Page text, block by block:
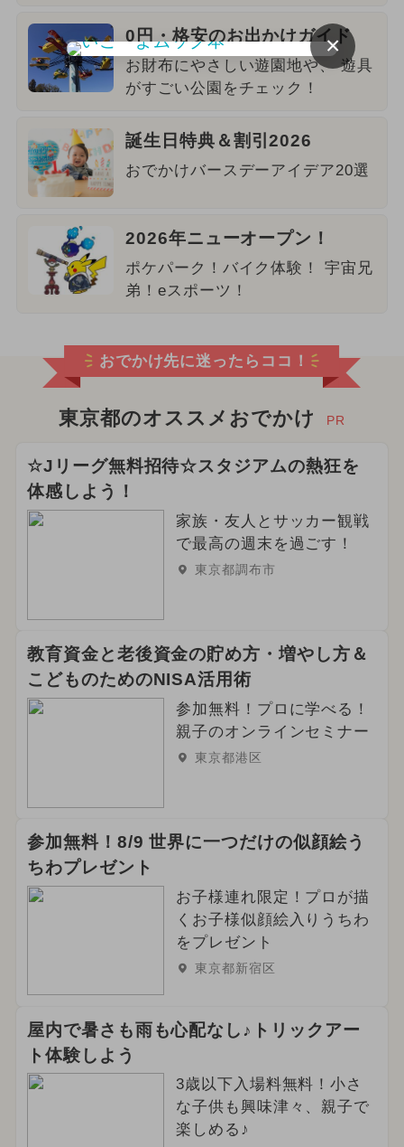
0円・格安のお出かけガイド
お財布にやさしい遊園地や、 遊具
がすごい公園をチェック！
誕生日特典＆割引2026
おでかけバースデーアイデア20選
2026年ニューオープン！
ポケパーク！バイク体験！ 宇宙兄
弟！eスポーツ！
おでかけ先に迷ったらココ！
東京都のオススメおでかけ PR
☆Jリーグ無料招待☆スタジアムの熱狂を
体感しよう！
家族・友人とサッカー観戦
で最高の週末を過ごす！
東京都調布市
教育資金と老後資金の貯め方・増やし方＆
こどものためのNISA活用術
参加無料！プロに学べる！
親子のオンラインセミナー
東京都港区
参加無料！8/9 世界に一つだけの似顔絵う
ちわプレゼント
お子様連れ限定！プロが描
くお子様似顔絵入りうちわ
をプレゼント
東京都新宿区
屋内で暑さも雨も心配なし♪トリックアー
ト体験しよう
3歳以下入場料無料！小さ
な子供も興味津々、親子で
楽しめる♪
×